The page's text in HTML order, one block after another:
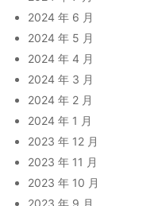
2024 年 6 月
2024 年 5 月
2024 年 4 月
2024 年 3 月
2024 年 2 月
2024 年 1 月
2023 年 12 月
2023 年 11 月
2023 年 10 月
2023 年 9 月